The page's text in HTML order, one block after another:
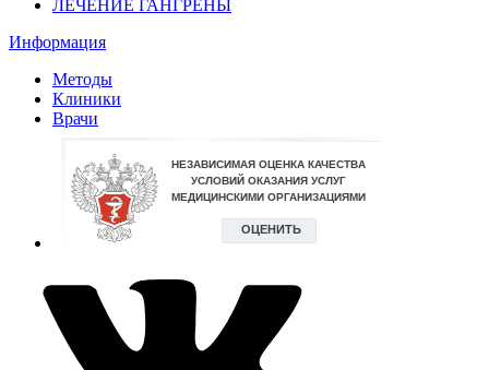
ЛЕЧЕНИЕ ГАНГРЕНЫ
Информация
Методы
Клиники
Врачи